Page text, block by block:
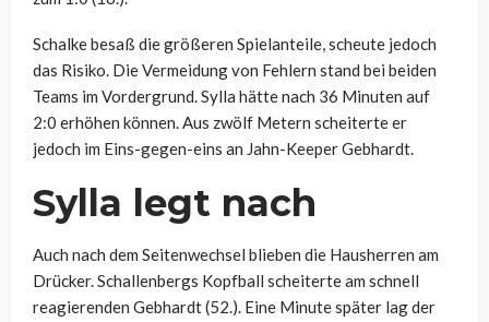
Schalke besaß die größeren Spielanteile, scheute jedoch
das Risiko. Die Vermeidung von Fehlern stand bei beiden
Teams im Vordergrund. Sylla hätte nach 36 Minuten auf
2:0 erhöhen können. Aus zwölf Metern scheiterte er
jedoch im Eins-gegen-eins an Jahn-Keeper Gebhardt.
Sylla legt nach
Auch nach dem Seitenwechsel blieben die Hausherren am
Drücker. Schallenbergs Kopfball scheiterte am schnell
reagierenden Gebhardt (52.). Eine Minute später lag der